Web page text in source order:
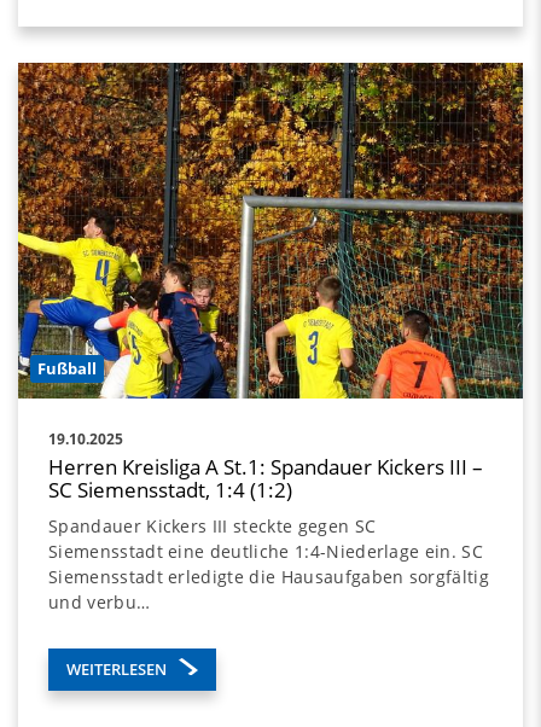
Fußball
19.10.2025
Herren Kreisliga A St.1: Spandauer Kickers III –
SC Siemensstadt, 1:4 (1:2)
Spandauer Kickers III steckte gegen SC
Siemensstadt eine deutliche 1:4-Niederlage ein. SC
Siemensstadt erledigte die Hausaufgaben sorgfältig
und verbu…
WEITERLESEN